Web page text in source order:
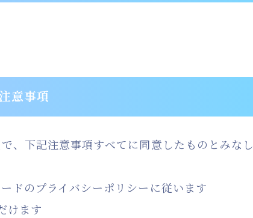
意事項
、下記注意事項すべてに同意したものとみなし
ドのプライバシーポリシーに従います
けます